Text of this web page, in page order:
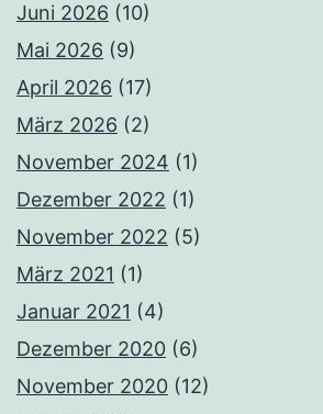
Juni 2026 (10)
Mai 2026 (9)
April 2026 (17)
März 2026 (2)
November 2024 (1)
Dezember 2022 (1)
November 2022 (5)
März 2021 (1)
Januar 2021 (4)
Dezember 2020 (6)
November 2020 (12)